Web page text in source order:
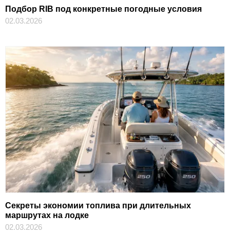
Подбор RIB под конкретные погодные условия
02.03.2026
Секреты экономии топлива при длительных
маршрутах на лодке
02.03.2026